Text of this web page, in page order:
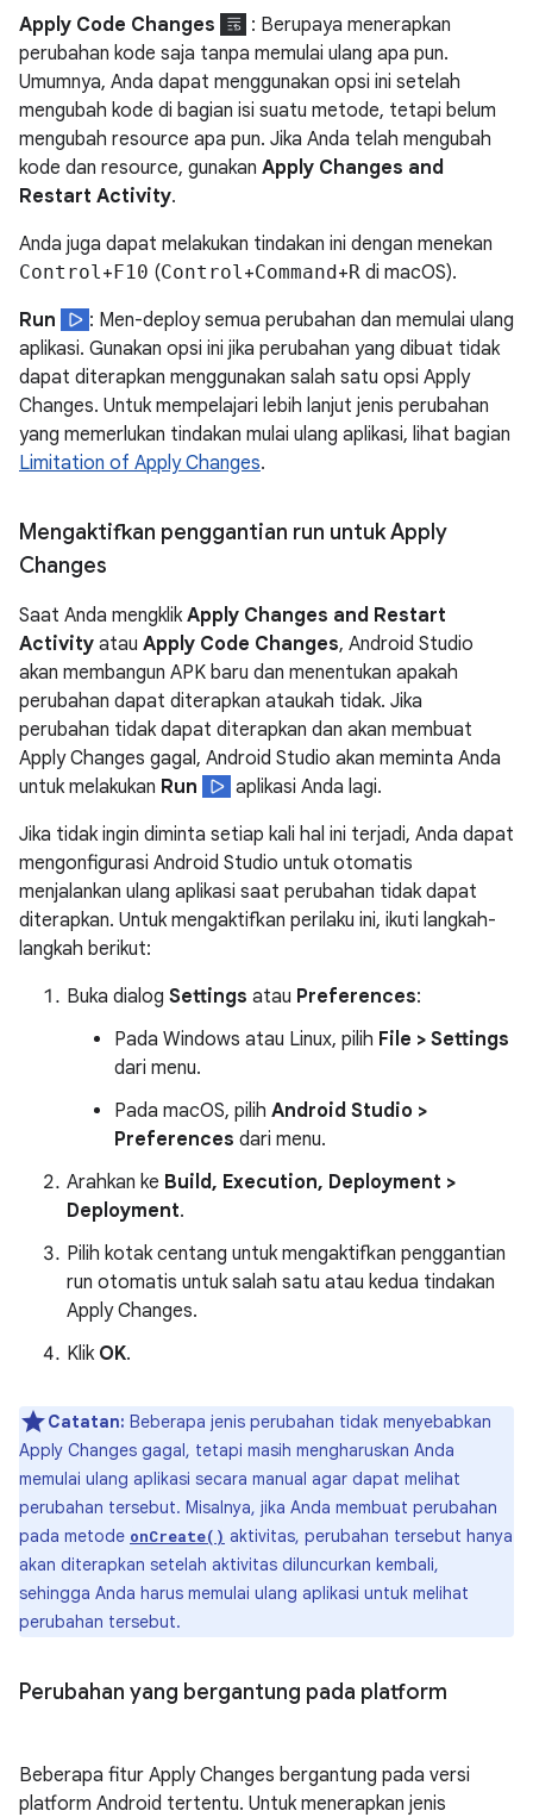
Apply Code Changes
: Berupaya menerapkan
perubahan kode saja tanpa memulai ulang apa pun.
Umumnya, Anda dapat menggunakan opsi ini setelah
mengubah kode di bagian isi suatu metode, tetapi belum
mengubah resource apa pun. Jika Anda telah mengubah
kode dan resource, gunakan Apply Changes and
Restart Activity.
Anda juga dapat melakukan tindakan ini dengan menekan
Control +F10 (Control +Command+R di macOS).
Run
: Men-deploy semua perubahan dan memulai ulang
aplikasi. Gunakan opsi ini jika perubahan yang dibuat tidak
dapat diterapkan menggunakan salah satu opsi Apply
Changes. Untuk mempelajari lebih lanjut jenis perubahan
yang memerlukan tindakan mulai ulang aplikasi, lihat bagian
Limitation of Apply Changes.
Mengaktifkan penggantian run untuk Apply
Changes
Saat Anda mengklik Apply Changes and Restart
Activity atau Apply Code Changes, Android Studio
akan membangun APK baru dan menentukan apakah
perubahan dapat diterapkan ataukah tidak. Jika
perubahan tidak dapat diterapkan dan akan membuat
Apply Changes gagal, Android Studio akan meminta Anda
untuk melakukan Run
aplikasi Anda lagi.
Jika tidak ingin diminta setiap kali hal ini terjadi, Anda dapat
mengonfigurasi Android Studio untuk otomatis
menjalankan ulang aplikasi saat perubahan tidak dapat
diterapkan. Untuk mengaktifkan perilaku ini, ikuti langkah-
langkah berikut:
Buka dialog Settings atau Preferences:
Pada Windows atau Linux, pilih File > Settings
dari menu.
Pada macOS, pilih Android Studio >
Preferences dari menu.
Arahkan ke Build, Execution, Deployment >
Deployment.
Pilih kotak centang untuk mengaktifkan penggantian
run otomatis untuk salah satu atau kedua tindakan
Apply Changes.
Klik OK.
Catatan: Beberapa jenis perubahan tidak menyebabkan
Apply Changes gagal, tetapi masih mengharuskan Anda
memulai ulang aplikasi secara manual agar dapat melihat
perubahan tersebut. Misalnya, jika Anda membuat perubahan
pada metode onCreate() aktivitas, perubahan tersebut hanya
akan diterapkan setelah aktivitas diluncurkan kembali,
sehingga Anda harus memulai ulang aplikasi untuk melihat
perubahan tersebut.
Perubahan yang bergantung pada platform
Beberapa fitur Apply Changes bergantung pada versi
platform Android tertentu. Untuk menerapkan jenis